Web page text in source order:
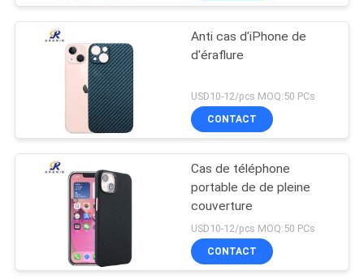
Anti cas d'iPhone de
d'éraflure
USD10-12/pcs MOQ:50 PCs
CONTACT
Cas de téléphone
portable de de pleine
couverture
USD10-12/pcs MOQ:50 PCs
CONTACT